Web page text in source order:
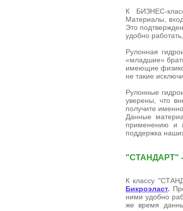
К БИЗНЕС-
Материалы,
Это
удобно
Рулонная
«младшие»
имеющие
не такие
Рулонные
уверены, что
получите
Данные
применению и
поддержка
"СТАНДАРТ" -
К классу
Бикроэласт.
ними удобно
же время